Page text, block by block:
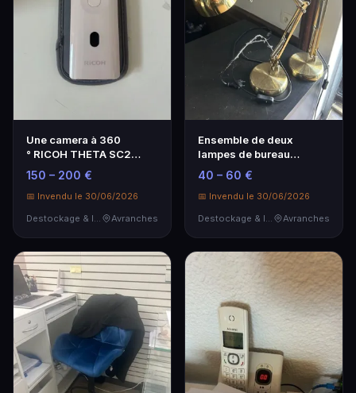
Une camera à 360
° RICOH THETA SC2
video 4K avec
stabilisati…
150 – 200 €
📅 Invendu le 30/06/2026
Destockage & Invendus
Avranches
Ensemble de deux
lampes de bureau
articulées en métal. On y
…
40 – 60 €
📅 Invendu le 30/06/2026
Destockage & Invendus
Avranches